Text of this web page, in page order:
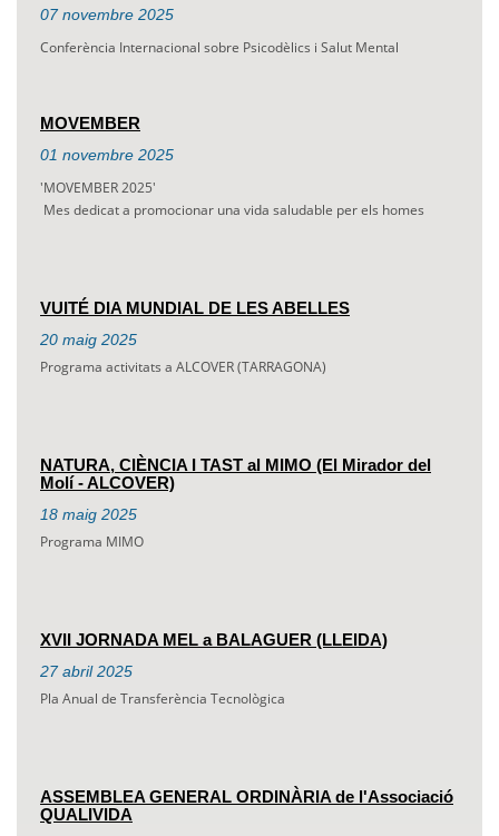
07 novembre 2025
Conferència Internacional sobre Psicodèlics i Salut Mental
MOVEMBER
01 novembre 2025
'MOVEMBER 2025'
Mes dedicat a promocionar una vida saludable per els homes
VUITÉ DIA MUNDIAL DE LES ABELLES
20 maig 2025
Programa activitats a ALCOVER (TARRAGONA)
NATURA, CIÈNCIA I TAST al MIMO (El Mirador del
Molí - ALCOVER)
18 maig 2025
Programa MIMO
XVII JORNADA MEL a BALAGUER (LLEIDA)
27 abril 2025
Pla Anual de Transferència Tecnològica
ASSEMBLEA GENERAL ORDINÀRIA de l'Associació
QUALIVIDA